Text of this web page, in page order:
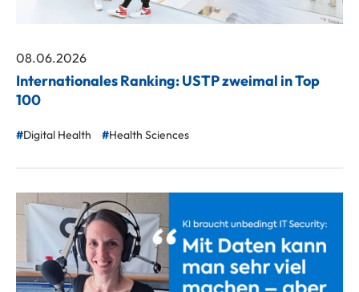
08.06.2026
Internationales Ranking: USTP zweimal in Top
100
Digital Health Health Sciences